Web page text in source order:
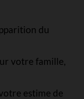
du
votre famille,
estime de